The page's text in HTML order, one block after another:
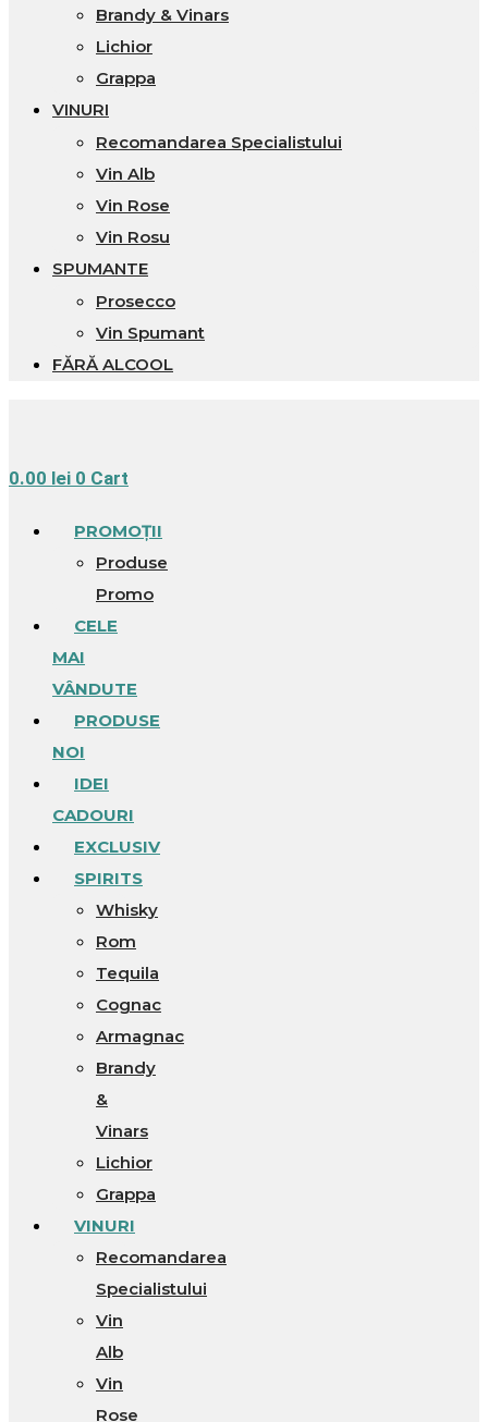
Brandy & Vinars
Lichior
Grappa
VINURI
Recomandarea Specialistului
Vin Alb
Vin Rose
Vin Rosu
SPUMANTE
Prosecco
Vin Spumant
FĂRĂ ALCOOL
0.00 lei 0 Cart
PROMOȚII
Produse
Promo
CELE
MAI
VÂNDUTE
PRODUSE
NOI
IDEI
CADOURI
EXCLUSIV
SPIRITS
Whisky
Rom
Tequila
Cognac
Armagnac
Brandy
&
Vinars
Lichior
Grappa
VINURI
Recomandarea
Specialistului
Vin
Alb
Vin
Rose